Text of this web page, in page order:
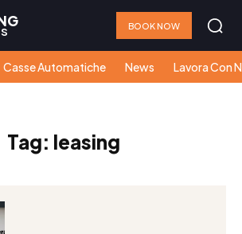
BOOK NOW
Casse Automatiche News Lavora Con
Tag: leasing